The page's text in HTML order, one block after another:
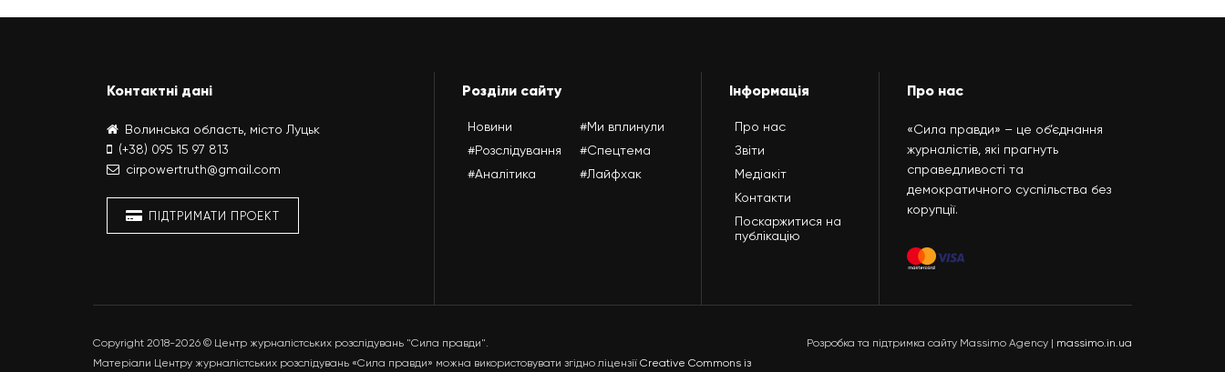
Контактні дані
Волинська область, місто Луцьк
(+38) 095 15 97 813
cirpowertruth@gmail.com
ПІДТРИМАТИ ПРОЕКТ
Розділи сайту
Новини
#Розслідування
#Аналітика
#Ми вплинули
#Спецтема
#Лайфхак
Інформація
Про нас
Звіти
Медіакіт
Контакти
Поскаржитися на
публікацію
Про нас
«Сила правди» – це об’єднання
журналістів, які прагнуть
справедливості та
демократичного суспільства без
корупції.
Розробка та підтримка сайту Massimo Agency | massimo.in.ua
Copyright 2018-2026 © Центр журналістських розслідувань "Сила правди".
Матеріали Центру журналістських розслідувань «Сила правди» можна використовувати згідно ліцензії Creative Commons із